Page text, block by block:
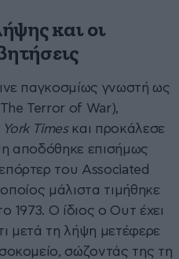
και οι
παγκοσμίως γνωστή ως
Terror of War),
Timesκαι προκάλεσε
αποδόθηκε επισήμως
του Associated
μάλιστα τιμήθηκε
1973. Ο ίδιος ο Ουτ έχει
μετά τη λήψη μετέφερε
σώζοντάς της τη